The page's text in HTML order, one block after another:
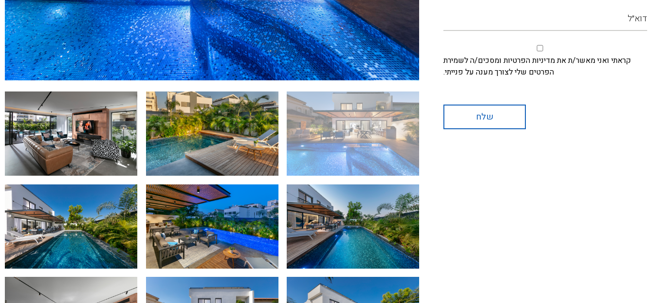
קראתי ואני מאשר/ת את מדיניות הפרטיות ומסכים/ה לשמירת
הפרטים שלי לצורך מענה על פנייתי.